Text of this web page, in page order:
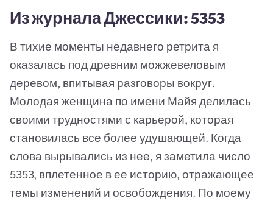
Из журнала Джессики: 5353
В тихие моменты недавнего ретрита я
оказалась под древним можжевеловым
деревом, впитывая разговоры вокруг.
Молодая женщина по имени Майя делилась
своими трудностями с карьерой, которая
становилась все более удушающей. Когда
слова вырывались из нее, я заметила число
5353, вплетенное в ее историю, отражающее
темы изменений и освобождения. По моему